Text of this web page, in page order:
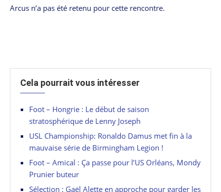
Arcus n’a pas été retenu pour cette rencontre.
Cela pourrait vous intéresser
Foot – Hongrie : Le début de saison
stratosphérique de Lenny Joseph
USL Championship: Ronaldo Damus met fin à la
mauvaise série de Birmingham Legion !
Foot – Amical : Ça passe pour l’US Orléans, Mondy
Prunier buteur
Sélection : Gaël Alette en approche pour garder les